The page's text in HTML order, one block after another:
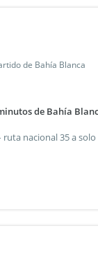
de Bahía Blanca
de Bahía